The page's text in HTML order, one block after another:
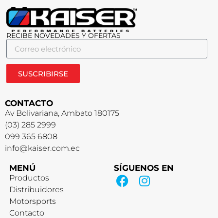
RECIBE NOVEDADES Y OFERTAS
SUSCRIBIRSE
CONTACTO
Av Bolivariana, Ambato 180175
(03) 285 2999
099 365 6808
info@kaiser.com.ec
MENÚ
Productos
Distribuidores
Motorsports
Contacto
SÍGUENOS EN